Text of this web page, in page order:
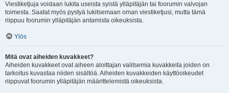
Viestiketjuja voidaan lukita useista syistä ylläpitäjän tai foorumin valvojan
toimesta. Saatat myös pystyä lukitsemaan oman viestiketjusi, mutta tämä
riippuu foorumin ylläpitäjän antamista oikeuksista.
Ylös
Mitä ovat aiheiden kuvakkeet?
Aiheiden kuvakkeet ovat aiheen aloittajan valitsemia kuvakkeita joiden on
tarkoitus kuvastaa niiden sisältöä. Aiheiden kuvakkeiden käyttöoikeudet
riippuvat foorumin ylläpitäjän määrittelemistä oikeuksista.